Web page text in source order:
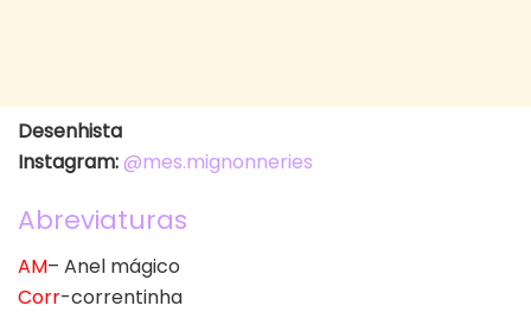
Desenhista
Instagram:@mes.mignonneries
Abreviaturas
AM– Anel mágico
Corr-correntinha